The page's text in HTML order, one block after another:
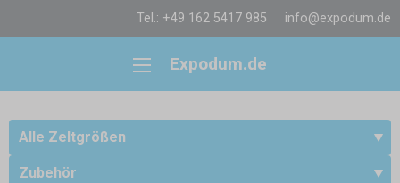
Tel.: +49 162 5417 985 info@expodum.de
Expodum.de
Alle Zeltgrößen
Zubehör